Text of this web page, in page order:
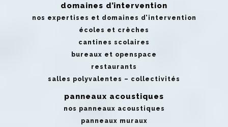
domaines d’intervention
nos expertises et domaines d’intervention
écoles et crèches
cantines scolaires
bureaux et openspace
restaurants
salles polyvalentes – collectivités
panneaux acoustiques
nos panneaux acoustiques
panneaux muraux